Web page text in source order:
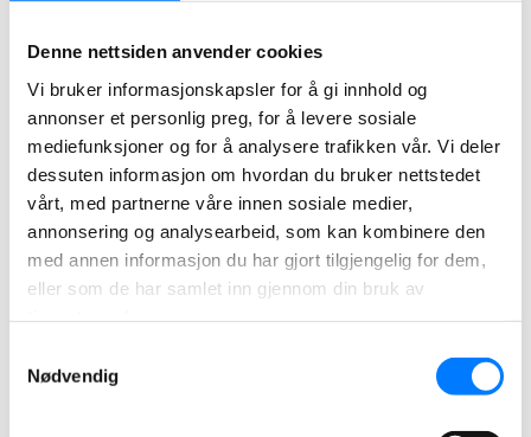
Denne nettsiden anvender cookies
Vi bruker informasjonskapsler for å gi innhold og
annonser et personlig preg, for å levere sosiale
mediefunksjoner og for å analysere trafikken vår. Vi deler
dessuten informasjon om hvordan du bruker nettstedet
vårt, med partnerne våre innen sosiale medier,
annonsering og analysearbeid, som kan kombinere den
med annen informasjon du har gjort tilgjengelig for dem,
eller som de har samlet inn gjennom din bruk av
Nødvendig
zespołu! Wyślij formularz
kontaktowy
wraz z CV.